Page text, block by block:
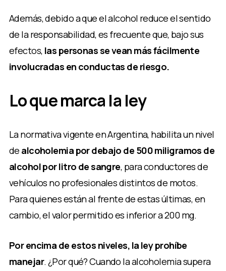
Además, debido a que el alcohol reduce el sentido
de la responsabilidad, es frecuente que, bajo sus
efectos, las personas se vean más fácilmente
involucradas en conductas de riesgo.
Lo que marca la ley
La normativa vigente en Argentina, habilita un nivel
de alcoholemia por debajo de 500 miligramos de
alcohol por litro de sangre, para conductores de
vehículos no profesionales distintos de motos.
Para quienes están al frente de estas últimas, en
cambio, el valor permitido es inferior a 200 mg.
Por encima de estos niveles, la ley prohíbe
manejar. ¿Por qué? Cuando la alcoholemia supera